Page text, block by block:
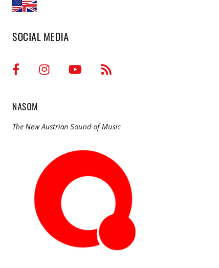
SOCIAL MEDIA
NASOM
The New Austrian Sound of Music